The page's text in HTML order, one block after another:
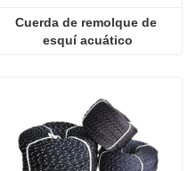
Cuerda de remolque de
esquí acuático